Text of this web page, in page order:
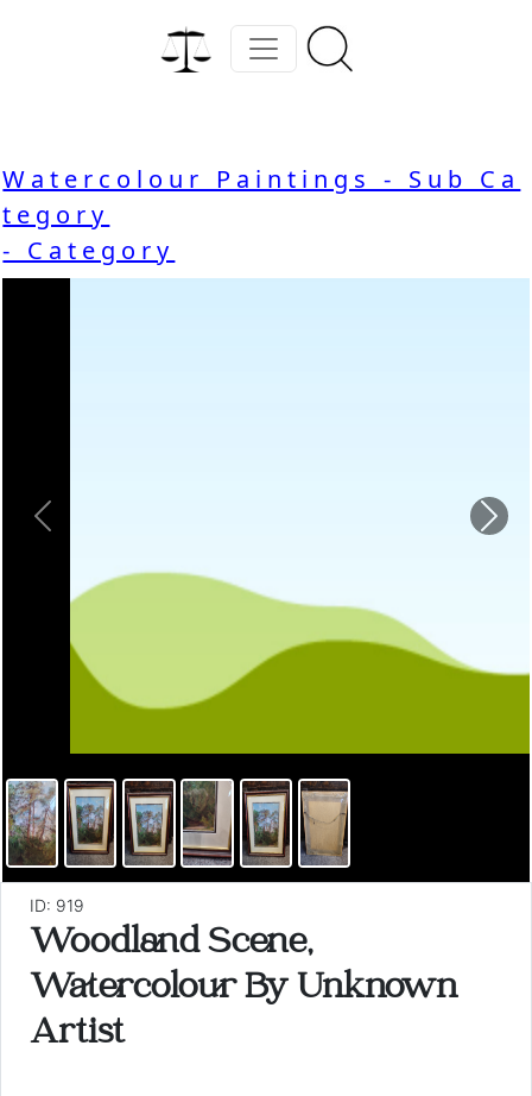
Watercolour Paintings - Sub Ca
tegory
- Category
Previous
ID: 919
Woodland Scene,
Watercolour By Unknown
Artist